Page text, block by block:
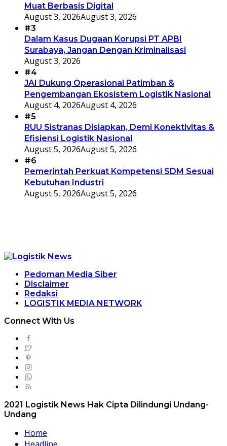
Muat Berbasis Digital
August 3, 2026August 3, 2026
#3
Dalam Kasus Dugaan Korupsi PT APBI
Surabaya, Jangan Dengan Kriminalisasi
August 3, 2026
#4
JAI Dukung Operasional Patimban &
Pengembangan Ekosistem Logistik Nasional
August 4, 2026August 4, 2026
#5
RUU Sistranas Disiapkan, Demi Konektivitas &
Efisiensi Logistik Nasional
August 5, 2026August 5, 2026
#6
Pemerintah Perkuat Kompetensi SDM Sesuai
Kebutuhan Industri
August 5, 2026August 5, 2026
Pedoman Media Siber
Disclaimer
Redaksi
LOGISTIK MEDIA NETWORK
Connect With Us
2021 Logistik News Hak Cipta Dilindungi Undang-
Undang
Home